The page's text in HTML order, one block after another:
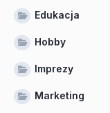
Edukacja
Hobby
Imprezy
Marketing